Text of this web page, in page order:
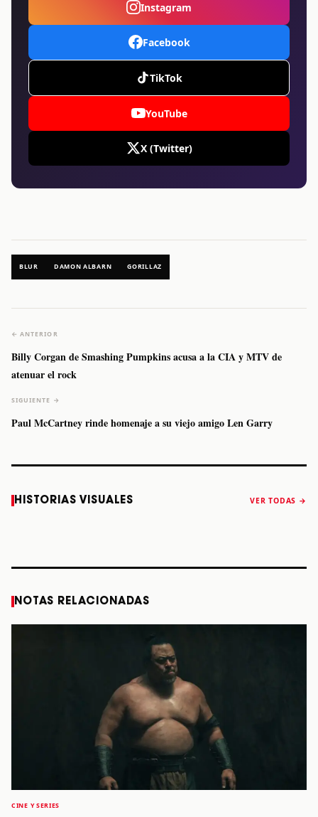
Instagram
Facebook
TikTok
YouTube
X (Twitter)
BLUR DAMON ALBARN GORILLAZ
← ANTERIOR
Billy Corgan de Smashing Pumpkins acusa a la CIA y MTV de
atenuar el rock
SIGUIENTE →
Paul McCartney rinde homenaje a su viejo amigo Len Garry
HISTORIAS VISUALES VER TODAS →
Caifanes regresa
a Monterrey el
Fallece Felipe
Staiti, guitarrista
anuncia “Reality
NOTAS RELACIONADAS
CINE Y SERIES